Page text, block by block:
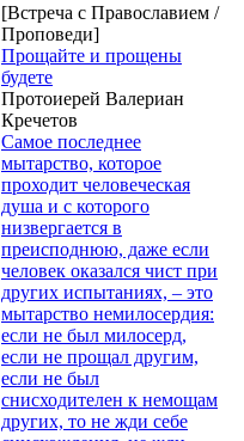
[Встреча с Православием /
Проповеди]
Прощайте и прощены
будете
Протоиерей Валериан
Кречетов
Самое последнее
мытарство, которое
проходит человеческая
душа и с которого
низвергается в
преисподнюю, даже если
человек оказался чист при
других испытаниях, – это
мытарство немилосердия:
если не был милосерд,
если не прощал другим,
если не был
снисходителен к немощам
других, то не жди себе